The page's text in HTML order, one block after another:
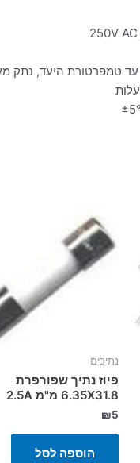
נתיכים
פיוז נתיך שפורפרת
6.35X31.8 מ"מ 2.5A
₪5
הוספה לסל